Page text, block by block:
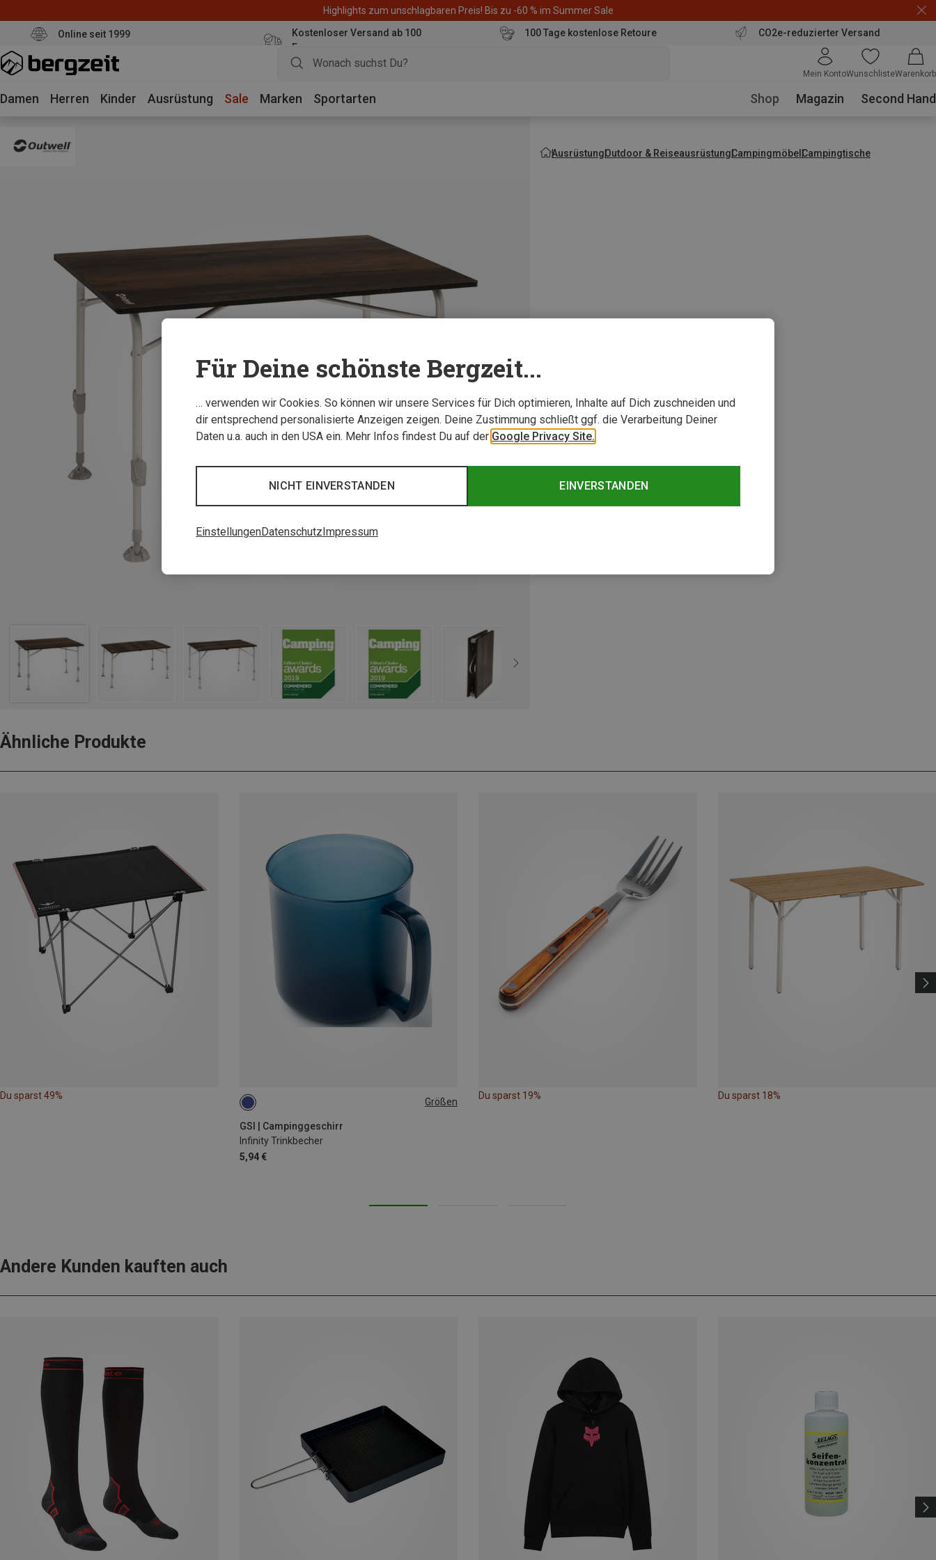
Highlights zum unschlagbaren Preis! Bis zu -60 % im Summer Sale
Online seit 1999
Kostenloser Versand ab 100
Euro
100 Tage kostenlose Retoure CO2e-reduzierter Versand
Mein KontoWunschlisteWarenkorb
Damen Herren Kinder Ausrüstung Sale Marken Sportarten Shop Magazin Second Hand
AusrüstungOutdoor & ReiseausrüstungCampingmöbelCampingtische
Ähnliche Produkte
Du sparst 49%
Größen
GSI | Campinggeschirr
Infinity Trinkbecher
5,94 €
0.414L
Du sparst 19% Du sparst 18%
Andere Kunden kauften auch
Für Deine schönste Bergzeit...
… verwenden wir Cookies. So können wir unsere Services für Dich optimieren, Inhalte auf Dich zuschneiden und
dir entsprechend personalisierte Anzeigen zeigen. Deine Zustimmung schließt ggf. die Verarbeitung Deiner
Daten u.a. auch in den USA ein. Mehr Infos findest Du auf der Google Privacy Site.
EINVERSTANDEN
NICHT EINVERSTANDEN
EinstellungenDatenschutz Impressum